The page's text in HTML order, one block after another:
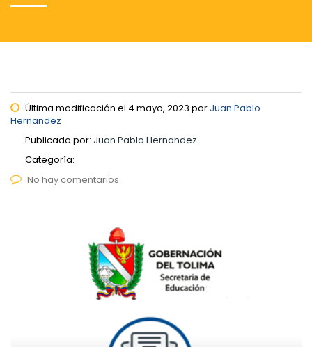
Última modificación el 4 mayo, 2023 por Juan Pablo
Hernandez
Publicado por: Juan Pablo Hernandez
Categoría:
No hay comentarios